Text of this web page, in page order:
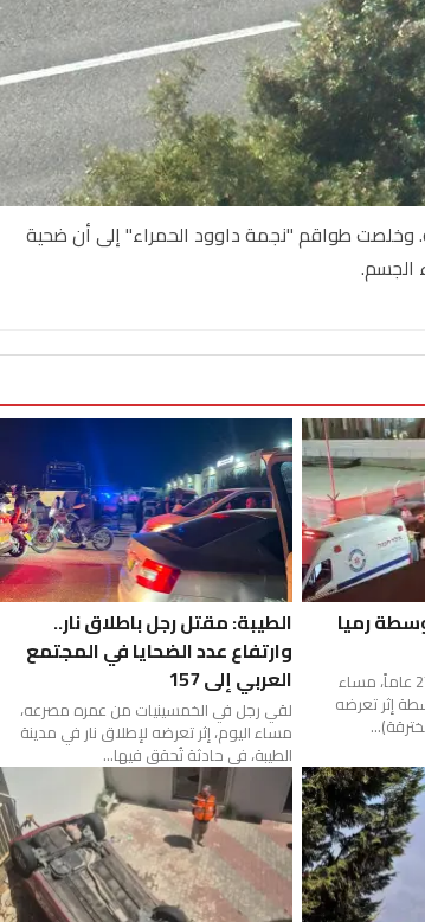
طواقم "نجمة داوود الحمراء" إلى أن ضحية
الجسم.
رميا
أصيب شاب يبلغ من العمر 27 عاماً، مساء
إثر تعرضه
الطيبة: مقتل رجل باطلاق نار..
وارتفاع عدد الضحايا في المجتمع
العربي إلى 157
لقي رجل في الخمسينيات من عمره مصرعه،
مساء اليوم، إثر تعرضه لإطلاق نار في مدينة
الطيبة، في حادثة تُحقق فيها...